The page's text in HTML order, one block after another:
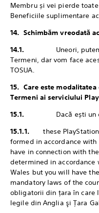
Membru și vei pierde
Beneficiile suplimentare
14. ‎Schimbăm vreodată
14.1. ‎Uneori,
Termeni, dar vom face
TOSUA.
15. Care este
Termeni ai serviciului
15.1. ‎Dacă ești un
15.1.1.these
formed in accordance
have in connection with
determined in accordance
Wales but you will have
mandatory laws of the
obligatorii din ţara în care
legile din Anglia şi Ţara